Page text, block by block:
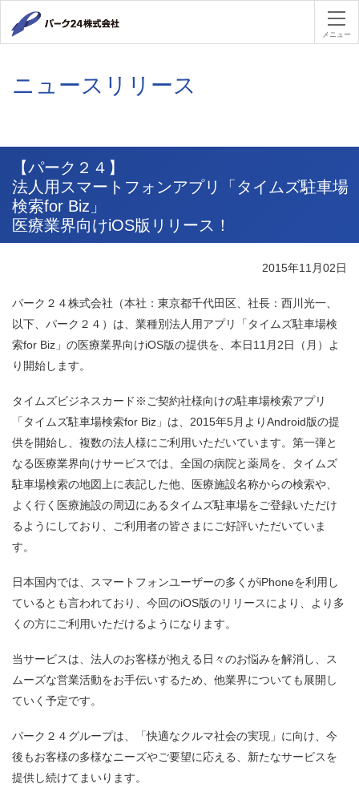
パーク２
メニュー
ニュースリリース
【パーク２４】
法人用スマートフォンアプリ「タイムズ駐車場
検索for Biz」
医療業界向けiOS版リリース！
2015年11月02日
パーク２４株式会社（本社：東京都千代田区、社長：西川光一、
以下、パーク２４）は、業種別法人用アプリ「タイムズ駐車場検
索for Biz」の医療業界向けiOS版の提供を、本日11月2日（月）よ
り開始します。
タイムズビジネスカード※ご契約社様向けの駐車場検索アプリ
「タイムズ駐車場検索for Biz」は、2015年5月よりAndroid版の提
供を開始し、複数の法人様にご利用いただいています。第一弾と
なる医療業界向けサービスでは、全国の病院と薬局を、タイムズ
駐車場検索の地図上に表記した他、医療施設名称からの検索や、
よく行く医療施設の周辺にあるタイムズ駐車場をご登録いただけ
るようにしており、ご利用者の皆さまにご好評いただいていま
す。
日本国内では、スマートフォンユーザーの多くがiPhoneを利用し
ているとも言われており、今回のiOS版のリリースにより、より多
くの方にご利用いただけるようになります。
当サービスは、法人のお客様が抱える日々のお悩みを解消し、ス
ムーズな営業活動をお手伝いするため、他業界についても展開し
ていく予定です。
パーク２４グループは、「快適なクルマ社会の実現」に向け、今
後もお客様の多様なニーズやご要望に応える、新たなサービスを
提供し続けてまいります。